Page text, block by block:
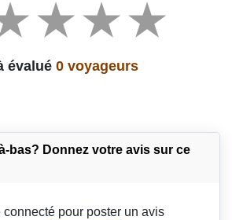
évalué 0 voyageurs
bas? Donnez votre avis sur ce
connecté pour poster un avis